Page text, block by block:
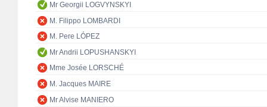
Mr Georgii LOGVYNSKYI
M. Filippo LOMBARDI
M. Pere LÓPEZ
Mr Andrii LOPUSHANSKYI
Mme Josée LORSCHÉ
M. Jacques MAIRE
Mr Alvise MANIERO